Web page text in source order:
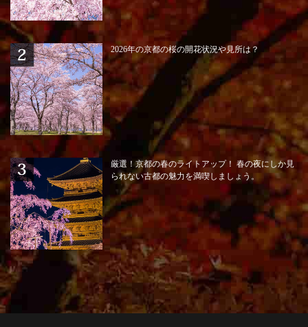
2026年の京都の桜の開花状況や見所は？
厳選！京都の春のライトアップ！ 春の夜にしか見
られない古都の魅力を満喫しましょう。